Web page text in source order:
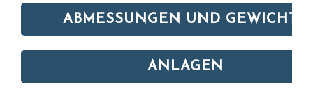
ABMESSUNGEN UND GEWICHTE
ANLAGEN